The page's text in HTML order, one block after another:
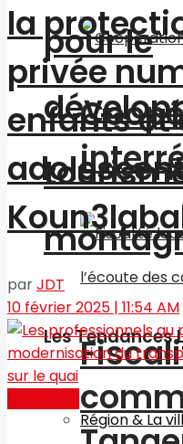
pour le
Les Tendances
Région & La
la
privée
enfants et
parJDT
10 février 2025 | 11:54 AM